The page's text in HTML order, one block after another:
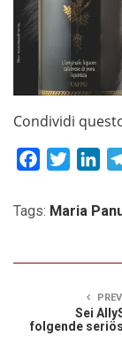
Condividi
FacebookTwitter
Tags: Maria
Sei
folgende